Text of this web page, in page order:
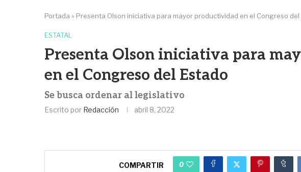
Portada » Presenta Olson iniciativa para mayor productividad en el Congreso del
ESTATAL
Presenta Olson iniciativa para
en el Congreso del Estado
Se busca ordenar al legislativo
Escrito por Redacción abril 8, 2022
COMPARTIR 0